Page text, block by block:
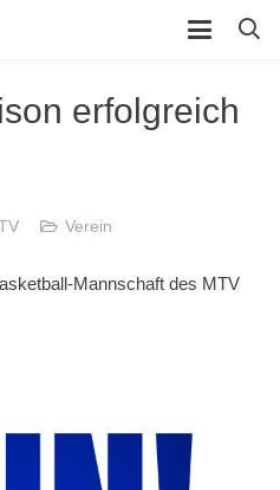
erfolgreich
Verein
Mannschaft des MTV